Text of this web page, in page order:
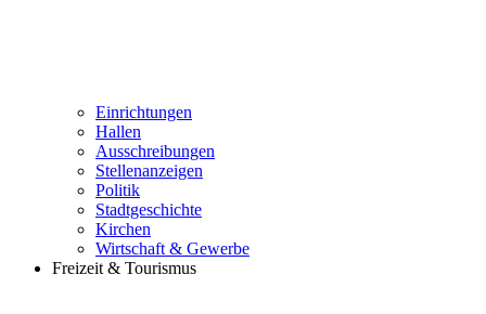
Einrichtungen
Hallen
Ausschreibungen
Stellenanzeigen
Politik
Stadtgeschichte
Kirchen
Wirtschaft & Gewerbe
Freizeit & Tourismus